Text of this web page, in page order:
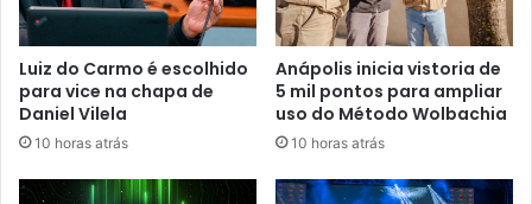
e
ç
o
d
e
e
a
Luiz do Carmo é escolhido
para vice na chapa de
Daniel Vilela
10 horas atrás
Anápolis inicia vistoria de
5 mil pontos para ampliar
uso do Método Wolbachia
10 horas atrás